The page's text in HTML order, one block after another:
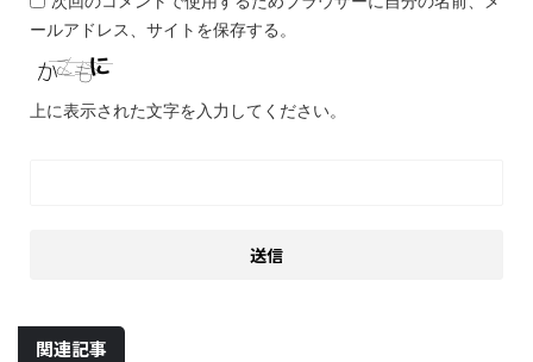
ールアドレス、サイトを保存する。
上に表示された文字を入力してください。
関連記事